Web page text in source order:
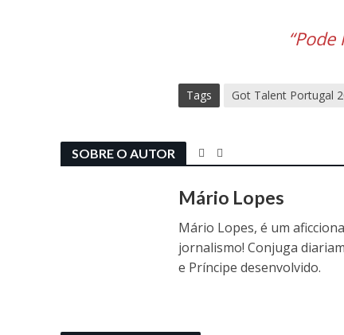
Tags Got Talent Portugal
SOBRE O AUTOR
Mário Lopes
Mário Lopes, é um
jornalismo! Conjuga
e Príncipe desenvolvido.